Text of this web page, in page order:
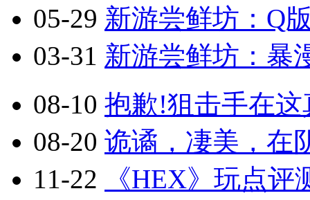
05-29 新游尝鲜坊：Q
03-31 新游尝鲜坊：暴
08-10 抱歉!狙击手在
08-20 诡谲，凄美，在
11-22
《HEX》玩点